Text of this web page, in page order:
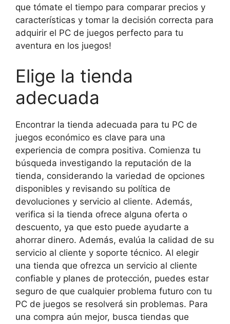
que tómate el tiempo para comparar precios y
características y tomar la decisión correcta para
adquirir el PC de juegos perfecto para tu
aventura en los juegos!
Elige la tienda
adecuada
Encontrar la tienda adecuada para tu PC de
juegos económico es clave para una
experiencia de compra positiva. Comienza tu
búsqueda investigando la reputación de la
tienda, considerando la variedad de opciones
disponibles y revisando su política de
devoluciones y servicio al cliente. Además,
verifica si la tienda ofrece alguna oferta o
descuento, ya que esto puede ayudarte a
ahorrar dinero. Además, evalúa la calidad de su
servicio al cliente y soporte técnico. Al elegir
una tienda que ofrezca un servicio al cliente
confiable y planes de protección, puedes estar
seguro de que cualquier problema futuro con tu
PC de juegos se resolverá sin problemas. Para
una compra aún mejor, busca tiendas que